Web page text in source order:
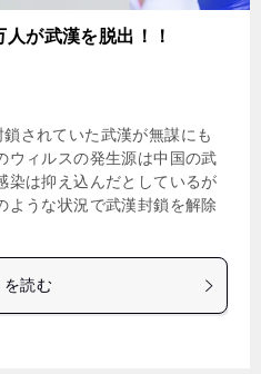
が武漢を脱出！！
されていた武漢が無謀にも
ウィルスの発生源は中国の武
染は抑え込んだとしているが
ような状況で武漢封鎖を解除
を読む